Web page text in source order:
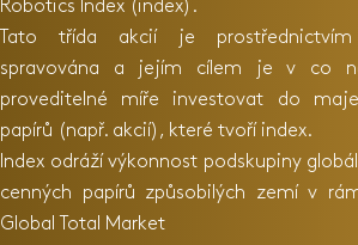
Robotics Index (index).
Tato třída akcií je
spravována a jejím cílem je v co
proveditelné míře investovat do
papírů (např. akcií), které tvoří index.
Index odráží výkonnost podskupiny
cenných papírů způsobilých zemí v
Global Total Market